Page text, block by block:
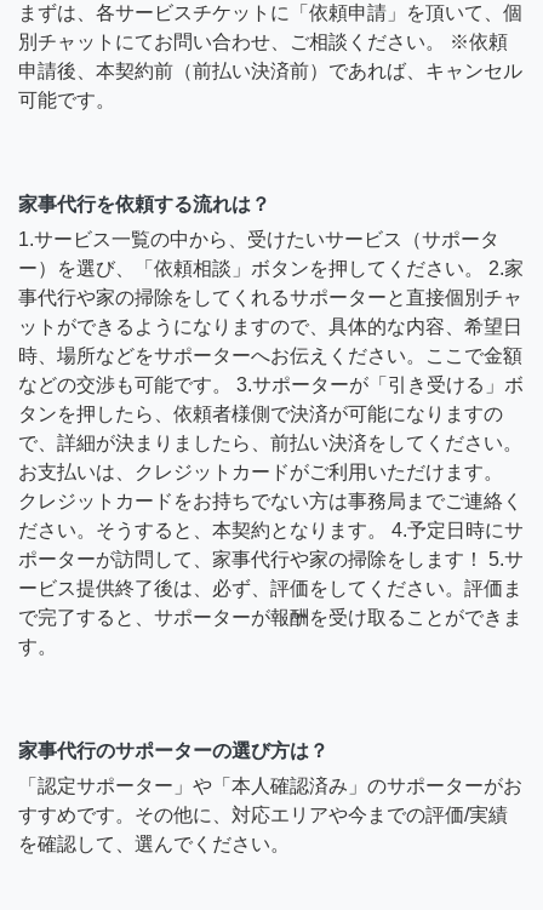
まずは、各サービスチケットに「依頼申請」を頂いて、個
別チャットにてお問い合わせ、ご相談ください。 ※依頼
申請後、本契約前（前払い決済前）であれば、キャンセル
可能です。
家事代行を依頼する流れは？
1.サービス一覧の中から、受けたいサービス（サポータ
ー）を選び、「依頼相談」ボタンを押してください。 2.家
事代行や家の掃除をしてくれるサポーターと直接個別チャ
ットができるようになりますので、具体的な内容、希望日
時、場所などをサポーターへお伝えください。ここで金額
などの交渉も可能です。 3.サポーターが「引き受ける」ボ
タンを押したら、依頼者様側で決済が可能になりますの
で、詳細が決まりましたら、前払い決済をしてください。
お支払いは、クレジットカードがご利用いただけます。
クレジットカードをお持ちでない方は事務局までご連絡く
ださい。そうすると、本契約となります。 4.予定日時にサ
ポーターが訪問して、家事代行や家の掃除をします！ 5.サ
ービス提供終了後は、必ず、評価をしてください。評価ま
で完了すると、サポーターが報酬を受け取ることができま
す。
家事代行のサポーターの選び方は？
「認定サポーター」や「本人確認済み」のサポーターがお
すすめです。その他に、対応エリアや今までの評価/実績
を確認して、選んでください。